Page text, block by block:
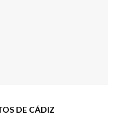
DE CÁDIZ